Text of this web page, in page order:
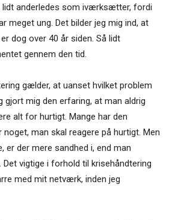
lidt anderledes som iværksætter, fordi
meget ung. Det bilder jeg mig ind, at
dog over 40 år siden. Så lidt
gennem den tid.
gælder, at uanset hvilket problem
gjort mig den erfaring, at man aldrig
alt for hurtigt. Mange har den
man skal reagere på hurtigt. Men
er der mere sandhed i, end man
vigtige i forhold til krisehåndtering
med mit netværk, inden jeg